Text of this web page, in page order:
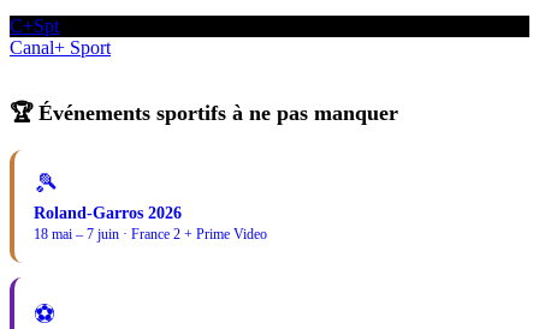
C+Spt
Canal+ Sport
🏆 Événements sportifs à ne pas manquer
🎾
Roland-Garros 2026
18 mai – 7 juin · France 2 + Prime Video
⚽